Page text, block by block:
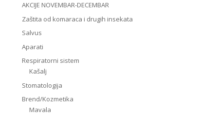
AKCIJE NOVEMBAR-DECEMBAR
Zaštita od komaraca i drugih insekata
Salvus
Aparati
Respiratorni sistem
Kašalj
Stomatologija
Brend/Kozmetika
Mavala